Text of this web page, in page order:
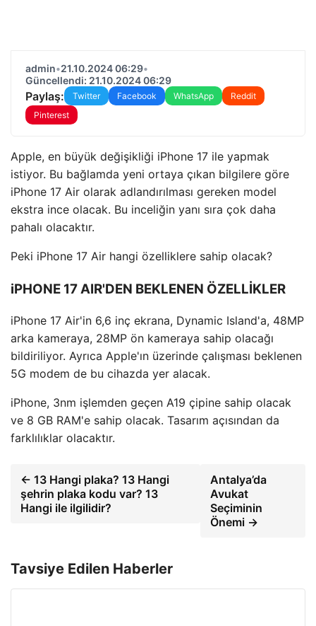
admin•21.10.2024 06:29•
Güncellendi: 21.10.2024 06:29
Paylaş: Twitter Facebook WhatsApp
Reddit
Pinterest
Apple, en büyük değişikliği iPhone 17 ile yapmak
istiyor. Bu bağlamda yeni ortaya çıkan bilgilere göre
iPhone 17 Air olarak adlandırılması gereken model
ekstra ince olacak. Bu inceliğin yanı sıra çok daha
pahalı olacaktır.
Peki iPhone 17 Air hangi özelliklere sahip olacak?
iPHONE 17 AIR'DEN BEKLENEN ÖZELLİKLER
iPhone 17 Air'in 6,6 inç ekrana, Dynamic Island'a, 48MP
arka kameraya, 28MP ön kameraya sahip olacağı
bildiriliyor. Ayrıca Apple'ın üzerinde çalışması beklenen
5G modem de bu cihazda yer alacak.
iPhone, 3nm işlemden geçen A19 çipine sahip olacak
ve 8 GB RAM'e sahip olacak. Tasarım açısından da
farklılıklar olacaktır.
← 13 Hangi plaka? 13 Hangi
şehrin plaka kodu var? 13
Hangi ile ilgilidir?
Antalya’da
Avukat
Seçiminin
Önemi →
Tavsiye Edilen Haberler